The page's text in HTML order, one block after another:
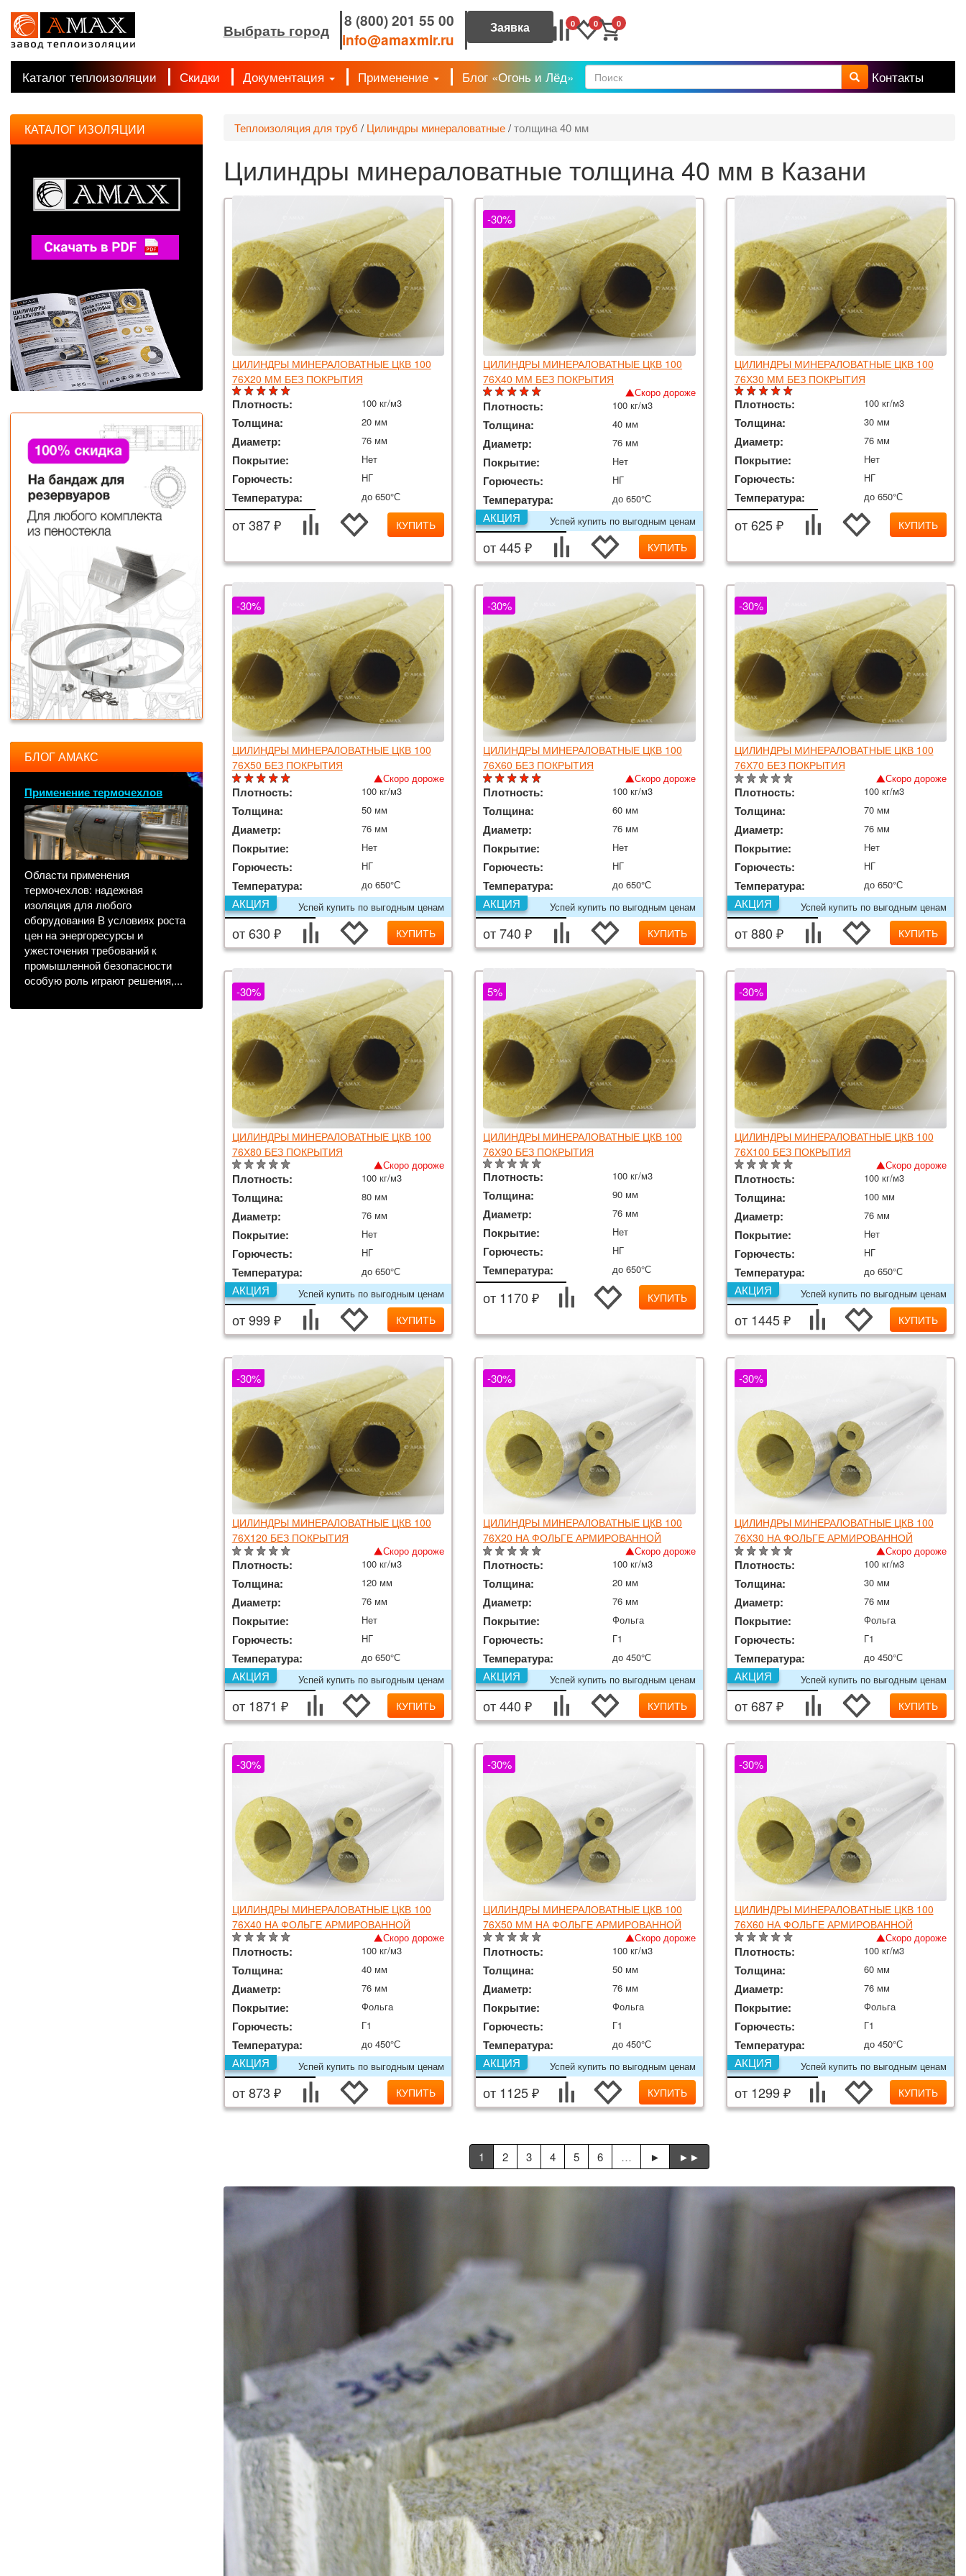
Выбрать город
8 (800) 201 55 00
info@amaxmir.ru
0 0 0
Каталог теплоизоляции Скидки Документация Применение Блог «Огонь и Лёд» Форма поиска Контакты
Теплоизоляция для труб / Цилиндры минераловатные/толщина 40 мм
Цилиндры минераловатные толщина 40 мм в Казани
ЦИЛИНДРЫ МИНЕРАЛОВАТНЫЕ ЦКВ 100
76Х20 ММ БЕЗ ПОКРЫТИЯ
Плотность: 100 кг/м3
Толщина: 20 мм
Диаметр: 76 мм
Покрытие: Нет
Горючесть: НГ
Температура: до 650°С
от 387 ₽ КУПИТЬ
ЦИЛИНДРЫ МИНЕРАЛОВАТНЫЕ ЦКВ 100
76Х40 ММ БЕЗ ПОКРЫТИЯ
-30%
Скоро дороже
Плотность: 100 кг/м3
Толщина: 40 мм
Диаметр: 76 мм
Покрытие: Нет
Горючесть: НГ
Температура:
до 650°С
Успей купить по выгодным ценам
АКЦИЯ
от 445 ₽ КУПИТЬ
ЦИЛИНДРЫ МИНЕРАЛОВАТНЫЕ ЦКВ 100
76Х30 ММ БЕЗ ПОКРЫТИЯ
Плотность: 100 кг/м3
Толщина: 30 мм
Диаметр: 76 мм
Покрытие: Нет
Горючесть: НГ
Температура: до 650°С
от 625 ₽ КУПИТЬ
ЦИЛИНДРЫ МИНЕРАЛОВАТНЫЕ ЦКВ 100
76Х50 БЕЗ ПОКРЫТИЯ
-30%
Скоро дороже
Плотность: 100 кг/м3
Толщина: 50 мм
Диаметр: 76 мм
Покрытие: Нет
Горючесть: НГ
Температура:
до 650°С
Успей купить по выгодным ценам
АКЦИЯ
от 630 ₽ КУПИТЬ
ЦИЛИНДРЫ МИНЕРАЛОВАТНЫЕ ЦКВ 100
76Х60 БЕЗ ПОКРЫТИЯ
-30%
Скоро дороже
Плотность: 100 кг/м3
Толщина: 60 мм
Диаметр: 76 мм
Покрытие: Нет
Горючесть: НГ
Температура:
до 650°С
Успей купить по выгодным ценам
АКЦИЯ
от 740 ₽ КУПИТЬ
ЦИЛИНДРЫ МИНЕРАЛОВАТНЫЕ ЦКВ 100
76Х70 БЕЗ ПОКРЫТИЯ
-30%
Скоро дороже
Плотность: 100 кг/м3
Толщина: 70 мм
Диаметр: 76 мм
Покрытие: Нет
Горючесть: НГ
Температура:
до 650°С
Успей купить по выгодным ценам
АКЦИЯ
от 880 ₽ КУПИТЬ
ЦИЛИНДРЫ МИНЕРАЛОВАТНЫЕ ЦКВ 100
76Х80 БЕЗ ПОКРЫТИЯ
-30%
Скоро дороже
Плотность: 100 кг/м3
Толщина: 80 мм
Диаметр: 76 мм
Покрытие: Нет
Горючесть: НГ
Температура:
до 650°С
Успей купить по выгодным ценам
АКЦИЯ
от 999 ₽ КУПИТЬ
ЦИЛИНДРЫ МИНЕРАЛОВАТНЫЕ ЦКВ 100
76Х90 БЕЗ ПОКРЫТИЯ
5%
Плотность: 100 кг/м3
Толщина: 90 мм
Диаметр: 76 мм
Покрытие: Нет
Горючесть: НГ
Температура: до 650°С
от 1170 ₽ КУПИТЬ
ЦИЛИНДРЫ МИНЕРАЛОВАТНЫЕ ЦКВ 100
76Х100 БЕЗ ПОКРЫТИЯ
-30%
Скоро дороже
Плотность: 100 кг/м3
Толщина: 100 мм
Диаметр: 76 мм
Покрытие: Нет
Горючесть: НГ
Температура:
до 650°С
Успей купить по выгодным ценам
АКЦИЯ
от 1445 ₽ КУПИТЬ
ЦИЛИНДРЫ МИНЕРАЛОВАТНЫЕ ЦКВ 100
76Х120 БЕЗ ПОКРЫТИЯ
-30%
Скоро дороже
Плотность: 100 кг/м3
Толщина: 120 мм
Диаметр: 76 мм
Покрытие: Нет
Горючесть: НГ
Температура:
до 650°С
Успей купить по выгодным ценам
АКЦИЯ
от 1871 ₽ КУПИТЬ
ЦИЛИНДРЫ МИНЕРАЛОВАТНЫЕ ЦКВ 100
76Х20 НА ФОЛЬГЕ АРМИРОВАННОЙ
-30%
Скоро дороже
Плотность: 100 кг/м3
Толщина: 20 мм
Диаметр: 76 мм
Покрытие: Фольга
Горючесть: Г1
Температура:
до 450°С
Успей купить по выгодным ценам
АКЦИЯ
от 440 ₽ КУПИТЬ
ЦИЛИНДРЫ МИНЕРАЛОВАТНЫЕ ЦКВ 100
76Х30 НА ФОЛЬГЕ АРМИРОВАННОЙ
-30%
Скоро дороже
Плотность: 100 кг/м3
Толщина: 30 мм
Диаметр: 76 мм
Покрытие: Фольга
Горючесть: Г1
Температура:
до 450°С
Успей купить по выгодным ценам
АКЦИЯ
от 687 ₽ КУПИТЬ
ЦИЛИНДРЫ МИНЕРАЛОВАТНЫЕ ЦКВ 100
76Х40 НА ФОЛЬГЕ АРМИРОВАННОЙ
-30%
Скоро дороже
Плотность: 100 кг/м3
Толщина: 40 мм
Диаметр: 76 мм
Покрытие: Фольга
Горючесть: Г1
Температура:
до 450°С
Успей купить по выгодным ценам
АКЦИЯ
от 873 ₽ КУПИТЬ
ЦИЛИНДРЫ МИНЕРАЛОВАТНЫЕ ЦКВ 100
76Х50 ММ НА ФОЛЬГЕ АРМИРОВАННОЙ
-30%
Скоро дороже
Плотность: 100 кг/м3
Толщина: 50 мм
Диаметр: 76 мм
Покрытие: Фольга
Горючесть: Г1
Температура:
до 450°С
Успей купить по выгодным ценам
АКЦИЯ
от 1125 ₽ КУПИТЬ
ЦИЛИНДРЫ МИНЕРАЛОВАТНЫЕ ЦКВ 100
76Х60 НА ФОЛЬГЕ АРМИРОВАННОЙ
-30%
Скоро дороже
Плотность: 100 кг/м3
Толщина: 60 мм
Диаметр: 76 мм
Покрытие: Фольга
Горючесть: Г1
Температура:
до 450°С
Успей купить по выгодным ценам
АКЦИЯ
от 1299 ₽ КУПИТЬ
1 2 3 4 5 6 … ► ►►
КАТАЛОГ ИЗОЛЯЦИИ
БЛОГ АМАКС
Применение термочехлов
Области применения
термочехлов: надежная
изоляция для любого
оборудования В условиях роста
цен на энергоресурсы и
ужесточения требований к
промышленной безопасности
особую роль играют решения,...